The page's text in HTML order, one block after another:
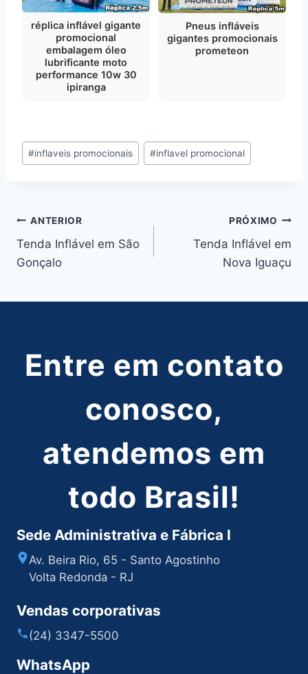
réplica inflável gigante
promocional
embalagem óleo
lubrificante moto
performance 10w 30
ipiranga
Pneus infláveis
gigantes promocionais
prometeon
Tags
do
#inflaveis promocionais #inflavel promocional
Navegação
de
ANTERIOR
Tenda Inflável em São
Gonçalo
PRÓXIMO
Tenda Inflável em
Nova Iguaçu
Entre em contato
conosco,
atendemos em
todo Brasil!
Sede Administrativa e Fábrica I
Av. Beira Rio, 65 - Santo Agostinho
Volta Redonda - RJ
Vendas corporativas
(24) 3347-5500
WhatsApp